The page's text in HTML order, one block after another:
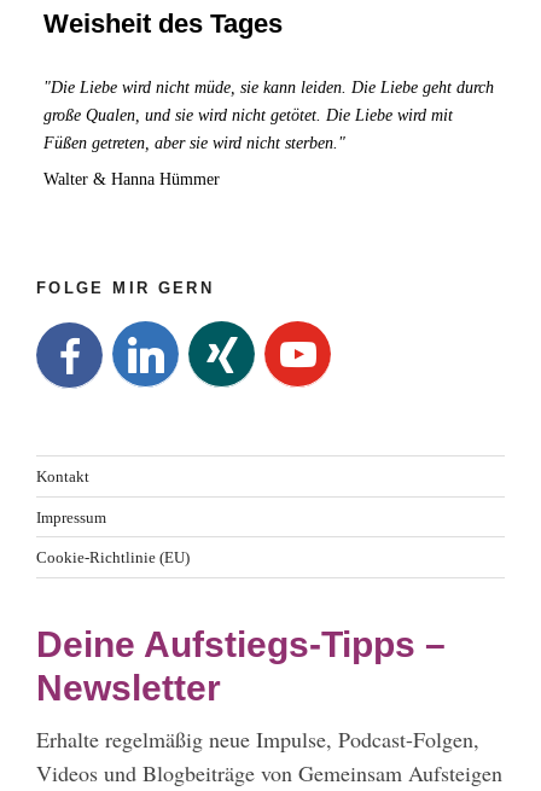
Weisheit des Tages
"Die Liebe wird nicht müde, sie kann leiden. Die Liebe geht durch
große Qualen, und sie wird nicht getötet. Die Liebe wird mit
Füßen getreten, aber sie wird nicht sterben."
Walter & Hanna Hümmer
FOLGE MIR GERN
Kontakt
Impressum
Cookie-Richtlinie (EU)
Deine Aufstiegs-Tipps –
Newsletter
Erhalte regelmäßig neue Impulse, Podcast-Folgen,
Videos und Blogbeiträge von Gemeinsam Aufsteigen